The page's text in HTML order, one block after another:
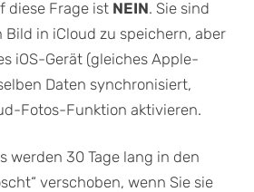
diese Frage ist NEIN. Sie sind
in iCloud zu speichern, aber
iOS-Gerät (gleiches Apple-
Daten synchronisiert,
Fotos-Funktion aktivieren.
werden 30 Tage lang in den
verschoben, wenn Sie sie